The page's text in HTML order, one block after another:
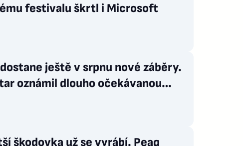
festivalu škrtl i Microsoft
dostane ještě v srpnu nové záběry.
oznámil dlouho očekávanou
škodovka už se vyrábí. Peaq